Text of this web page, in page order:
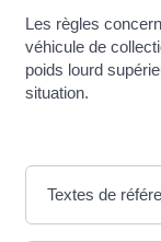
Les règles
véhicule de
poids lourd
situation.
Textes de